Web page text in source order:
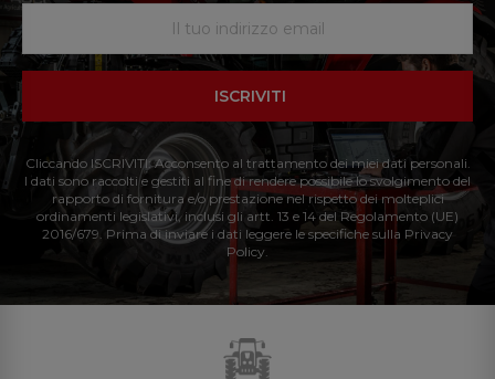
ISCRIVITI
Cliccando ISCRIVITI: Acconsento al trattamento dei miei dati personali.
I dati sono raccolti e gestiti al fine di rendere possibile lo svolgimento del
rapporto di fornitura e/o prestazione nel rispetto dei molteplici
ordinamenti legislativi, inclusi gli artt. 13 e 14 del Regolamento (UE)
2016/679. Prima di inviare i dati leggere le specifiche sulla Privacy
Policy.